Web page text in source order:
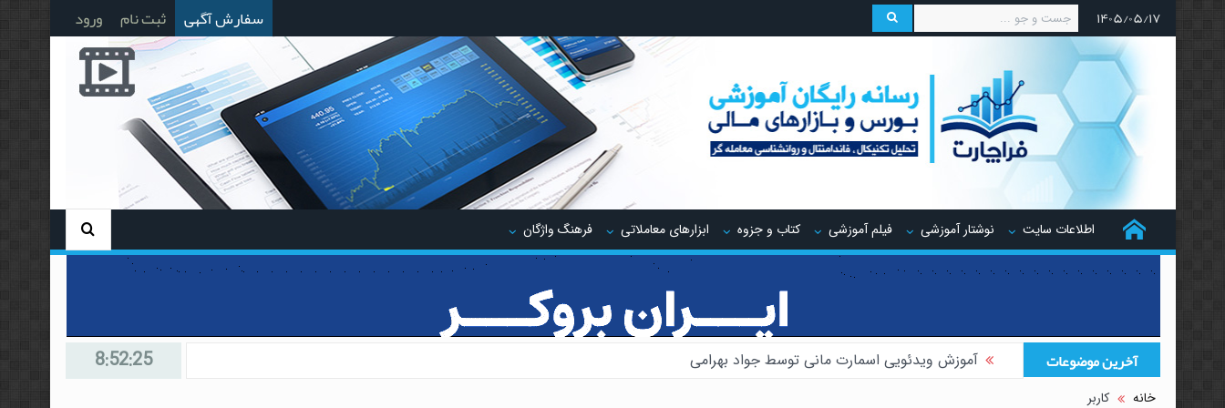
۱۴۰۵/۰۵/۱۷ سفارش آگهی ثبت نام ورود
اطلاعات سایت نوشتار آموزشی فیلم آموزشی کتاب و جزوه ابزارهای معاملاتی فرهنگ واژگان
آخرین موضوعات
آموزش ویدئویی اسمارت مانی توسط جواد بهرامی
8:52:25
خانه کاربر